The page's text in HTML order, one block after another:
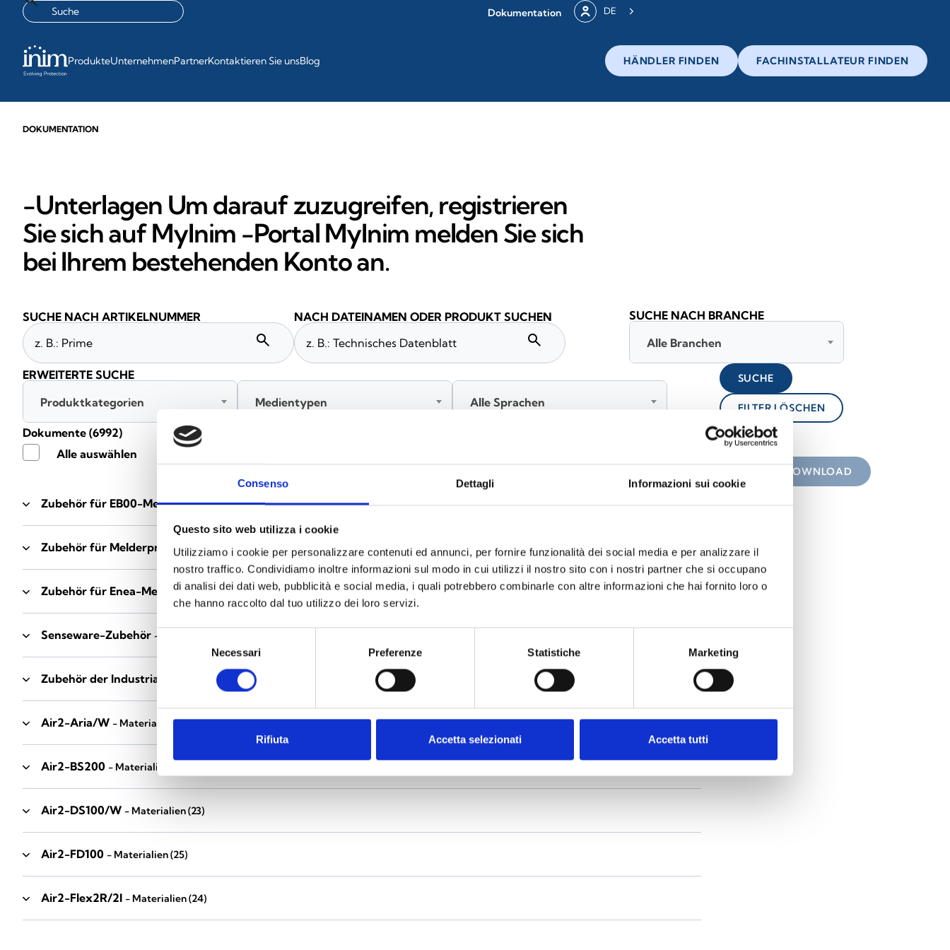
Consenso Dettagli Informazioni sui cookie
Questo sito web utilizza i cookie
Utilizziamo i cookie per personalizzare contenuti ed annunci, per fornire funzionalità dei social media e per analizzare il
nostro traffico. Condividiamo inoltre informazioni sul modo in cui utilizzi il nostro sito con i nostri partner che si occupano
di analisi dei dati web, pubblicità e social media, i quali potrebbero combinarle con altre informazioni che hai fornito loro o
che hanno raccolto dal tuo utilizzo dei loro servizi.
Selezione
Necessari Preferenze Statistiche Marketing
Rifiuta Accetta selezionati Accetta tutti
Dokumentation DE
ProdukteUnternehmenPartnerKontaktieren Sie unsBlog HÄNDLER FINDEN FACHINSTALLATEUR FINDEN
DOKUMENTATION
-Unterlagen Um darauf zuzugreifen, registrieren
Sie sich auf MyInim -Portal MyInim melden Sie sich
bei Ihrem bestehenden Konto an.
Zubehör für EB00-Meldersockel - Materialien(47)
Zubehör für Melderprüfgeräte - Materialien(6)
Zubehör für Enea-Melder - Materialien(35)
Senseware-Zubehör - Materialien
Zubehör der Industrial-Serie - Materialien
Air2-Aria/W - Materialien(23)
Air2-BS200 - Materialien
Air2-DS100/W - Materialien(23)
Air2-FD100 - Materialien(25)
Air2-Flex2R/2I - Materialien(24)
Dokumente (6992)
Alle auswählen
DOWNLOAD
SUCHE NACH ARTIKELNUMMER
search
NACH DATEINAMEN ODER PRODUKT SUCHEN
search
SUCHE NACH BRANCHE
Alle Branchen
ERWEITERTE SUCHE
Produktkategorien
Medientypen Alle Sprachen
SUCHE
FILTER LÖSCHEN